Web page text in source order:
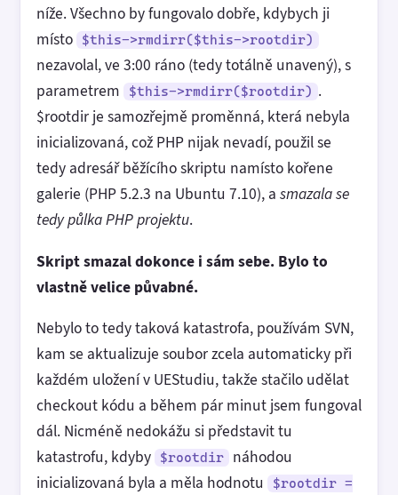
níže. Všechno by fungovalo dobře, kdybych ji
místo
$this->rmdirr($this->rootdir)
nezavolal, ve 3:00 ráno (tedy totálně unavený), s
parametrem
$this->rmdirr($rootdir) .
$rootdir je samozřejmě proměnná, která nebyla
inicializovaná, což PHP nijak nevadí, použil se
tedy adresář běžícího skriptu namísto kořene
galerie (PHP 5.2.3 na Ubuntu 7.10), a smazala se
tedy půlka PHP projektu.
Skript smazal dokonce i sám sebe. Bylo to
vlastně velice půvabné.
Nebylo to tedy taková katastrofa, používám SVN,
kam se aktualizuje soubor zcela automaticky při
každém uložení v UEStudiu, takže stačilo udělat
checkout kódu a během pár minut jsem fungoval
dál. Nicméně nedokážu si představit tu
katastrofu, kdyby
$rootdir
náhodou
inicializovaná byla a měla hodnotu
$rootdir =